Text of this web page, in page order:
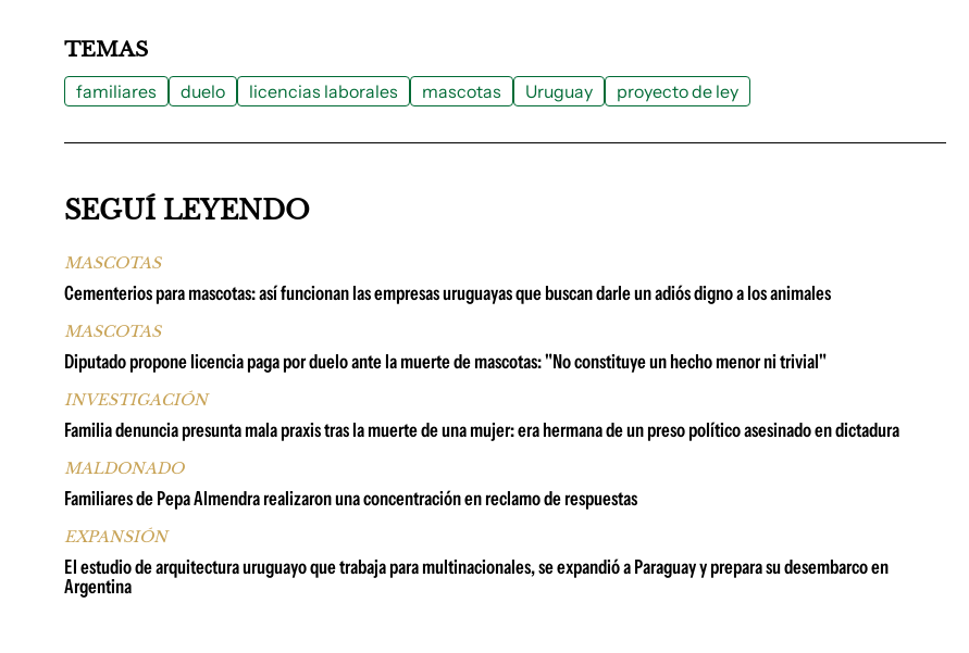
TEMAS
familiares duelo licencias laborales mascotas Uruguay proyecto de ley
SEGUÍ LEYENDO
MASCOTAS
Cementerios para mascotas: así funcionan las empresas uruguayas que buscan darle un adiós digno a los animales
MASCOTAS
Diputado propone licencia paga por duelo ante la muerte de mascotas: "No constituye un hecho menor ni trivial"
INVESTIGACIÓN
Familia denuncia presunta mala praxis tras la muerte de una mujer: era hermana de un preso político asesinado en dictadura
MALDONADO
Familiares de Pepa Almendra realizaron una concentración en reclamo de respuestas
EXPANSIÓN
El estudio de arquitectura uruguayo que trabaja para multinacionales, se expandió a Paraguay y prepara su desembarco en
Argentina